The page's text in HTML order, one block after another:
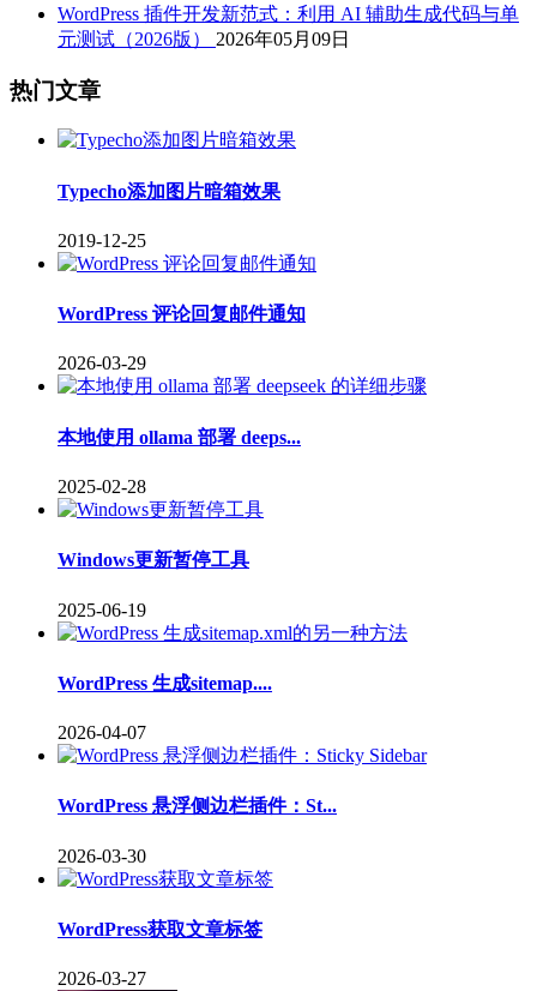
WordPress 插件开发新范式：利用 AI 辅助生成代码与单
元测试（2026版） 2026年05月09日
热门文章
Typecho添加图片暗箱效果
2019-12-25
WordPress 评论回复邮件通知
2026-03-29
本地使用 ollama 部署 deeps...
2025-02-28
Windows更新暂停工具
2025-06-19
WordPress 生成sitemap....
2026-04-07
WordPress 悬浮侧边栏插件：St...
2026-03-30
WordPress获取文章标签
2026-03-27